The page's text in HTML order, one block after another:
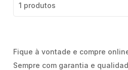
1 produtos
Fique à vontade e compre
Sempre com garantia e